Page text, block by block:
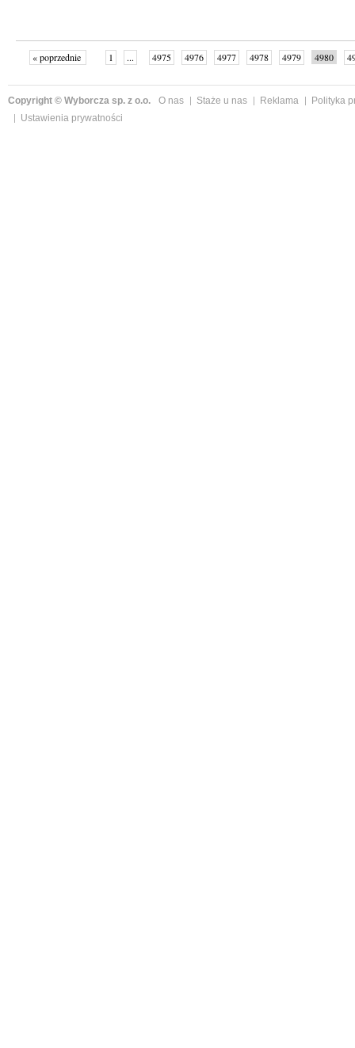
« poprzednie 1 ... 4975 4976 4977 4978 4979 4980
Copyright © Wyborcza sp. z o.o. O nas Staże u nas Reklama
Polityka
Ustawienia prywatności